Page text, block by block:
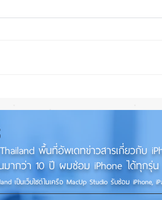
หลายแอปรองรับ
ปแบบ! 📱✨
📱
พื้นที่อัพเดทข่าวสารเกี่ยวกับ
มากว่า 10 ปี ผมซ่อม iPhone ได้ทุกรุ่น
เป็นเว็บไซต์ในเครือ MacUp Studio รับซ่อม iPhone,